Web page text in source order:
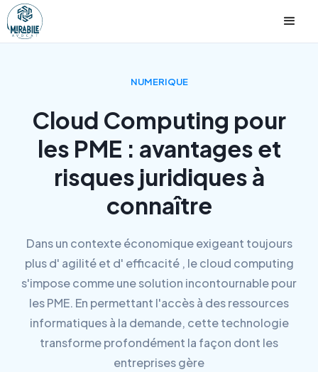
NUMERIQUE
Cloud Computing pour
les PME : avantages et
risques juridiques à
connaître
Dans un contexte économique exigeant toujours
plus d' agilité et d' efficacité , le cloud computing
s'impose comme une solution incontournable pour
les PME. En permettant l'accès à des ressources
informatiques à la demande, cette technologie
transforme profondément la façon dont les
entreprises gère